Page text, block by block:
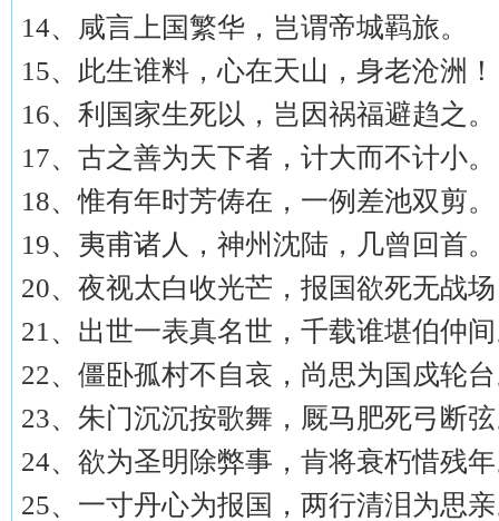
14、咸言上国繁华，岂谓帝城羁旅。
15、此生谁料，心在天山，身老沧洲！
16、利国家生死以，岂因祸福避趋之。
17、古之善为天下者，计大而不计小。
18、惟有年时芳俦在，一例差池双剪。
19、夷甫诸人，神州沈陆，几曾回首。
20、夜视太白收光芒，报国欲死无战
21、出世一表真名世，千载谁堪伯仲
22、僵卧孤村不自哀，尚思为国戍轮
23、朱门沉沉按歌舞，厩马肥死弓断
24、欲为圣明除弊事，肯将衰朽惜残
25、一寸丹心为报国，两行清泪为思